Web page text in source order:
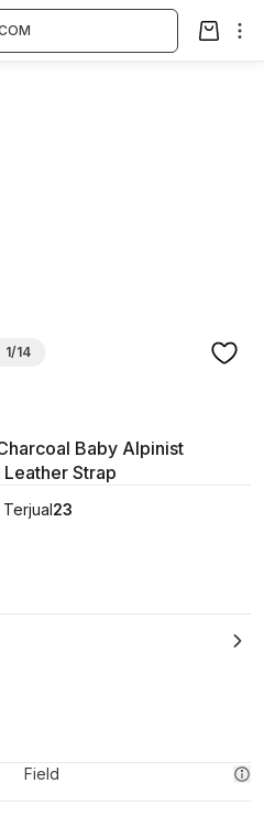
1/14
Baby Alpinist
Strap
Terjual23
Field